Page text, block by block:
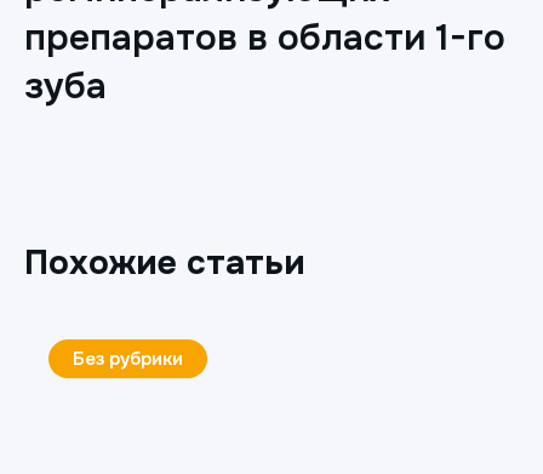
препаратов в области 1-го
зуба
Похожие статьи
Без рубрики